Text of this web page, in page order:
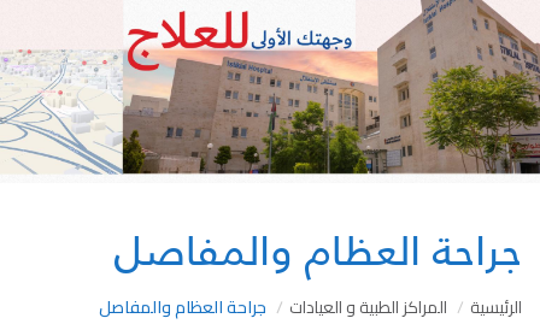
جراحة العظام والمفاصل
الرئيسية المراكز الطبية و العيادات جراحة العظام والمفاصل